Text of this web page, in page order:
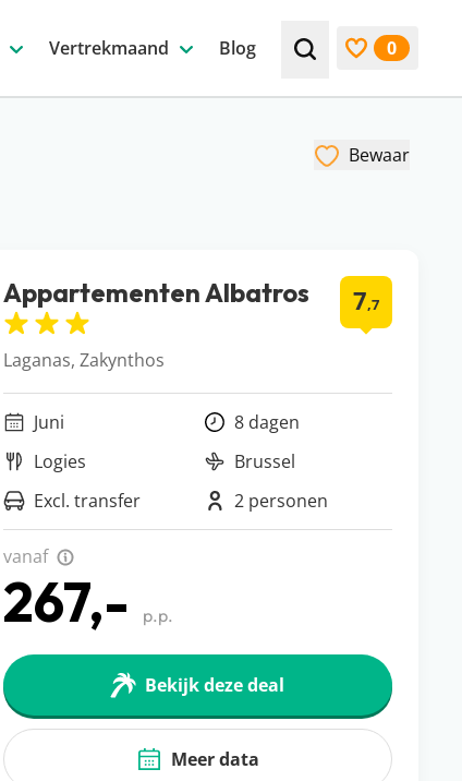
Vertrekmaand Blog Zoek bijv. een
0
Bewaar
Appartementen Albatros 7,7
Laganas, Zakynthos
Juni
8 dagen
Logies
Brussel
Excl. transfer
2 personen
vanaf
267,- p.p.
Bekijk deze deal
Meer data